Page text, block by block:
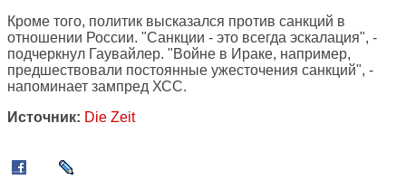
Кроме того, политик высказался против санкций в
отношении России. "Санкции - это всегда эскалация", -
подчеркнул Гаувайлер. "Войне в Ираке, например,
предшествовали постоянные ужесточения санкций", -
напоминает зампред ХСС.
Источник: Die Zeit